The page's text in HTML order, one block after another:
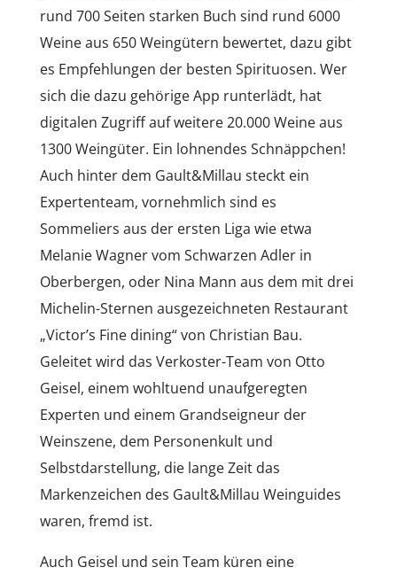
rund 700 Seiten starken Buch sind rund 6000
Weine aus 650 Weingütern bewertet, dazu gibt
es Empfehlungen der besten Spirituosen. Wer
sich die dazu gehörige App runterlädt, hat
digitalen Zugriff auf weitere 20.000 Weine aus
1300 Weingüter. Ein lohnendes Schnäppchen!
Auch hinter dem Gault&Millau steckt ein
Expertenteam, vornehmlich sind es
Sommeliers aus der ersten Liga wie etwa
Melanie Wagner vom Schwarzen Adler in
Oberbergen, oder Nina Mann aus dem mit drei
Michelin-Sternen ausgezeichneten Restaurant
„Victor’s Fine dining“ von Christian Bau.
Geleitet wird das Verkoster-Team von Otto
Geisel, einem wohltuend unaufgeregten
Experten und einem Grandseigneur der
Weinszene, dem Personenkult und
Selbstdarstellung, die lange Zeit das
Markenzeichen des Gault&Millau Weinguides
waren, fremd ist.
Auch Geisel und sein Team küren eine